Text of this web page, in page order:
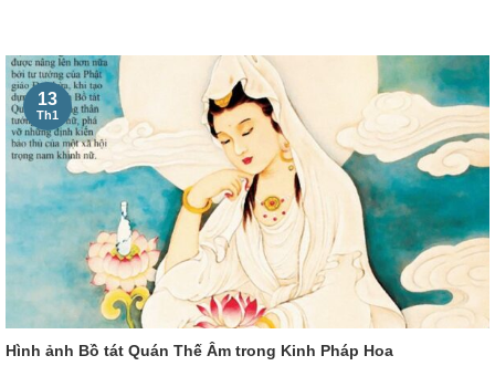
Hình ảnh Bồ tát Quán Thế Âm trong Kinh Pháp Hoa
13
Th1